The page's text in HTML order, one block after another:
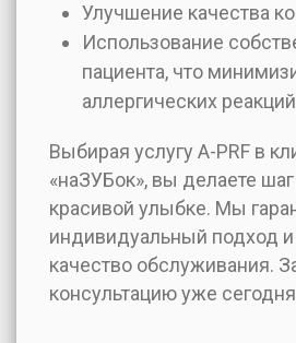
Улучшение качества
Использование
пациента, что
аллергических
Выбирая услугу А-РRF в
«наЗУБок», вы делаете
красивой улыбке. Мы
индивидуальный подход
качество обслуживания.
консультацию уже